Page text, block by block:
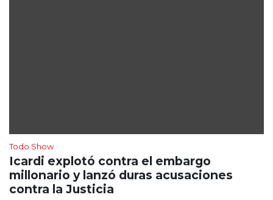
Todo Show
Icardi explotó contra el embargo
millonario y lanzó duras acusaciones
contra la Justicia